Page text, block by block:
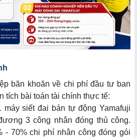
băn khoăn về chi phí đầu tư ban
tích bài toán tài chính thực tế:
siết đai bán tự động Yamafuji
3 công nhân đóng thủ công.
- 70% chi phí nhân công đóng gói